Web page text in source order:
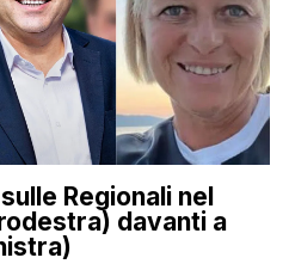
Regionali nel
davanti a